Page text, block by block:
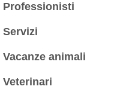
Professionisti
Servizi
Vacanze animali
Veterinari